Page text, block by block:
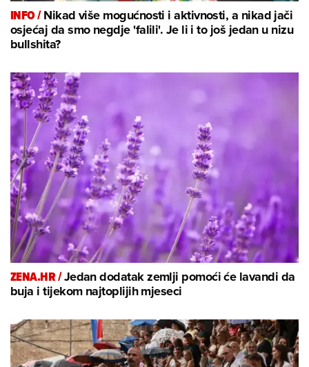
INFO /Nikad više mogućnosti i aktivnosti, a nikad jači
osjećaj da smo negdje 'falili'. Je li i to još jedan u nizu
bullshita?
ZENA.HR /Jedan dodatak zemlji pomoći će lavandi da
buja i tijekom najtoplijih mjeseci